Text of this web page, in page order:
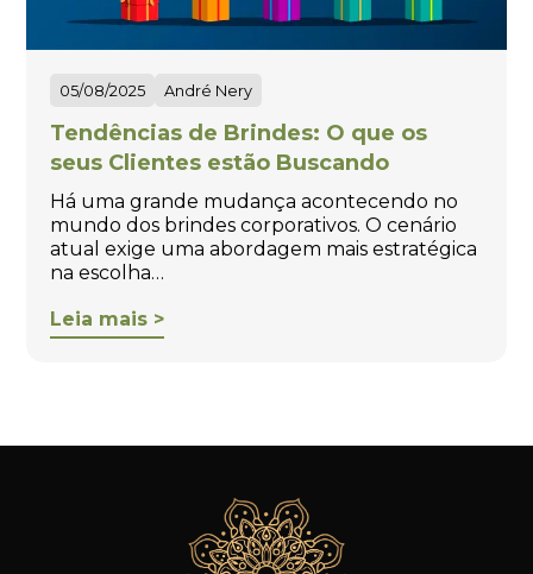
05/08/2025 André Nery
Tendências de Brindes: O que os
seus Clientes estão Buscando
Há uma grande mudança acontecendo no
mundo dos brindes corporativos. O cenário
atual exige uma abordagem mais estratégica
na escolha…
Leia mais >